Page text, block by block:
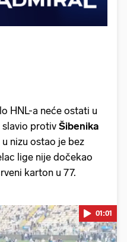
HNL-a neće ostati u
slavio protiv Šibenika
nizu ostao je bez
lige nije dočekao
karton u 77.
01:01